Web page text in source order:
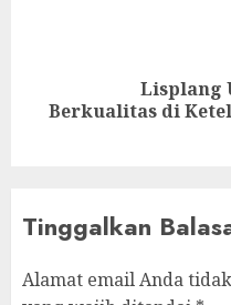
Lisplang
Berkualitas di
Tinggalkan
Alamat email Anda